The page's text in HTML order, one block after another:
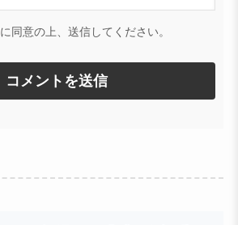
に同意の上、送信してください。